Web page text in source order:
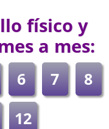
físico y
a mes:
6 7
8
12